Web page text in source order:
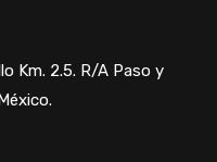
Km. 2.5. R/A Paso y